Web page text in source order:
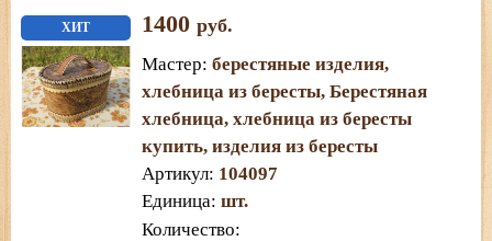
ХИТ 1400 руб.
Мастер: берестяные изделия,
хлебница из бересты, Берестяная
хлебница, хлебница из бересты
купить, изделия из бересты
Артикул: 104097
Единица: шт.
Количество: